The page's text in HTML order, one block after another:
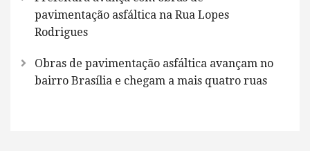
pavimentação asfáltica na Rua Lopes
Rodrigues
Obras de pavimentação asfáltica avançam no
bairro Brasília e chegam a mais quatro ruas